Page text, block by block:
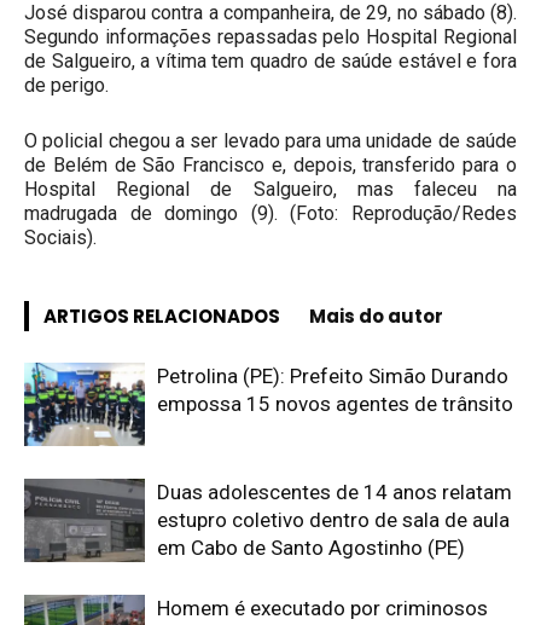
José disparou contra a companheira, de 29, no sábado (8).
Segundo informações repassadas pelo Hospital Regional
de Salgueiro, a vítima tem quadro de saúde estável e fora
de perigo.
O policial chegou a ser levado para uma unidade de saúde
de Belém de São Francisco e, depois, transferido para o
Hospital Regional de Salgueiro, mas faleceu na
madrugada de domingo (9). (Foto: Reprodução/Redes
Sociais).
ARTIGOS RELACIONADOS Mais do autor
Petrolina (PE): Prefeito Simão Durando
empossa 15 novos agentes de trânsito
Duas adolescentes de 14 anos relatam
estupro coletivo dentro de sala de aula
em Cabo de Santo Agostinho (PE)
Homem é executado por criminosos